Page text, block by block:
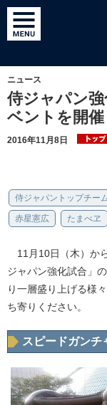
ニュース
侍ジャパン
ベントを開催
2016年11月8日
侍ジャパントップチー
赤星憲広 たまべヱ
11月10日（木）か
ジャパン強化試合」
り一層盛り上げる様
ち寄りください。
スピードガンチ